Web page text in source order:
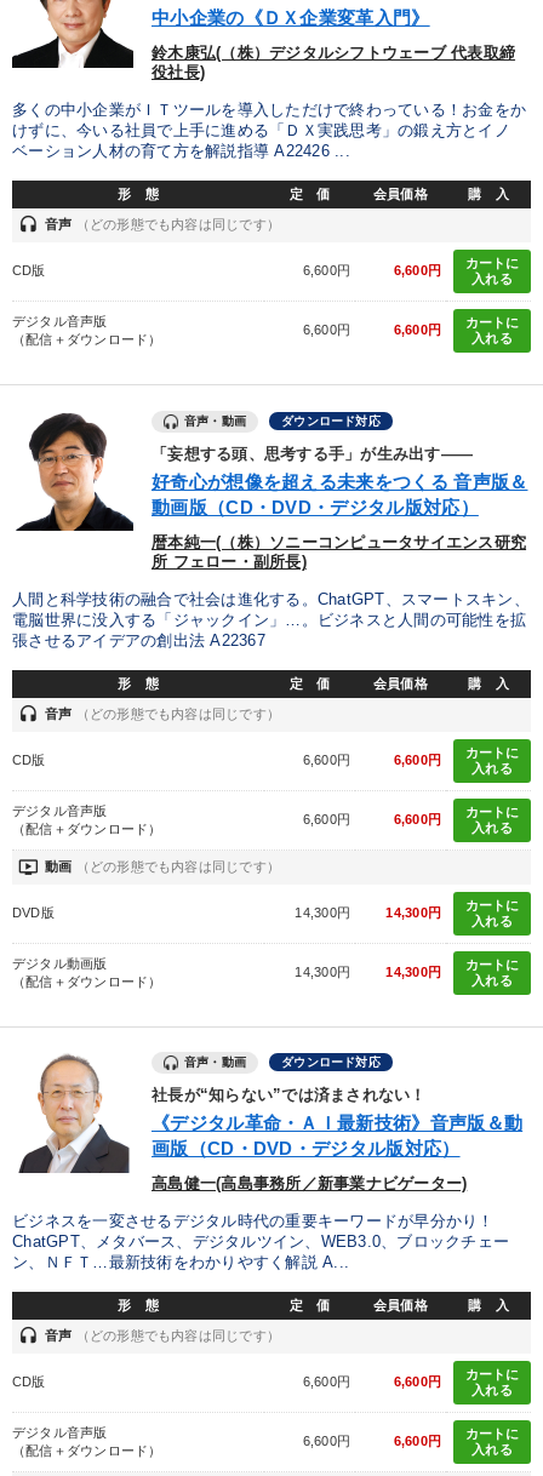
※「更新」を押すと「タグ・キーワード」を更新いただけます。
中小企業の《ＤＸ企業変革入門》
鈴木康弘(（株）デジタルシフトウェーブ 代表取締
役社長)
多くの中小企業がＩＴツールを導入しただけで終わっている！お金をか
けずに、今いる社員で上手に進める「ＤＸ実践思考」の鍛え方とイノ
ベーション人材の育て方を解説指導 A22426 ...
形 態 定 価 会員価格 購 入
headset 音声 （どの形態でも内容は同じです）
CD版 6,600円 6,600円
カートに
入れる
デジタル音声版
（配信＋ダウンロード）
6,600円 6,600円
カートに
入れる
音声・動画 ダウンロード対応
「妄想する頭、思考する手」が生み出す――
好奇心が想像を超える未来をつくる 音声版＆
動画版（CD・DVD・デジタル版対応）
暦本純一(（株）ソニーコンピュータサイエンス研究
所 フェロー・副所長)
人間と科学技術の融合で社会は進化する。ChatGPT、スマートスキン、
電脳世界に没入する「ジャックイン」…。ビジネスと人間の可能性を拡
張させるアイデアの創出法 A22367
形 態 定 価 会員価格 購 入
headset 音声 （どの形態でも内容は同じです）
CD版 6,600円 6,600円
カートに
入れる
デジタル音声版
（配信＋ダウンロード）
6,600円 6,600円
カートに
入れる
ondemand_video 動画 （どの形態でも内容は同じです）
DVD版 14,300円 14,300円
カートに
入れる
デジタル動画版
（配信＋ダウンロード）
14,300円 14,300円
カートに
入れる
音声・動画 ダウンロード対応
社長が“知らない”では済まされない！
《デジタル革命・ＡＩ最新技術》音声版＆動
画版（CD・DVD・デジタル版対応）
高島健一(高島事務所／新事業ナビゲーター)
ビジネスを一変させるデジタル時代の重要キーワードが早分かり！
ChatGPT、メタバース、デジタルツイン、WEB3.0、ブロックチェー
ン、ＮＦＴ…最新技術をわかりやすく解説 A...
形 態 定 価 会員価格 購 入
headset 音声 （どの形態でも内容は同じです）
CD版 6,600円 6,600円
カートに
入れる
デジタル音声版
（配信＋ダウンロード）
6,600円 6,600円
カートに
入れる